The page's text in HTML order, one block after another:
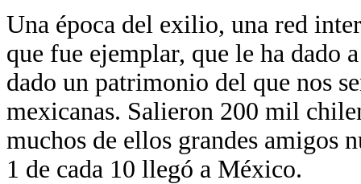
Una época del exilio, una red
que fue ejemplar, que le ha dado
dado un patrimonio del que nos
mexicanas. Salieron 200 mil
muchos de ellos grandes amigos
1 de cada 10 llegó a México.